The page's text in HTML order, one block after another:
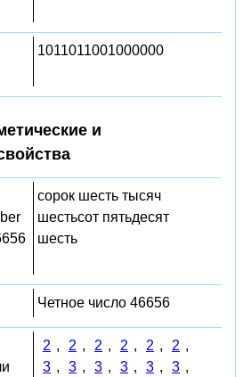
1011011001000000
и
сорок шесть тысяч
шестьсот пятьдесят
шесть
Четное число 46656
2 , 2 , 2 , 2 , 2 , 2 ,
3 , 3 , 3 , 3 , 3 , 3 ,